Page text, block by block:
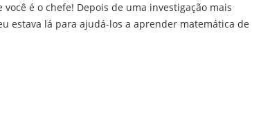
é o chefe! Depois de uma investigação mais
estava lá para ajudá-los a aprender matemática de